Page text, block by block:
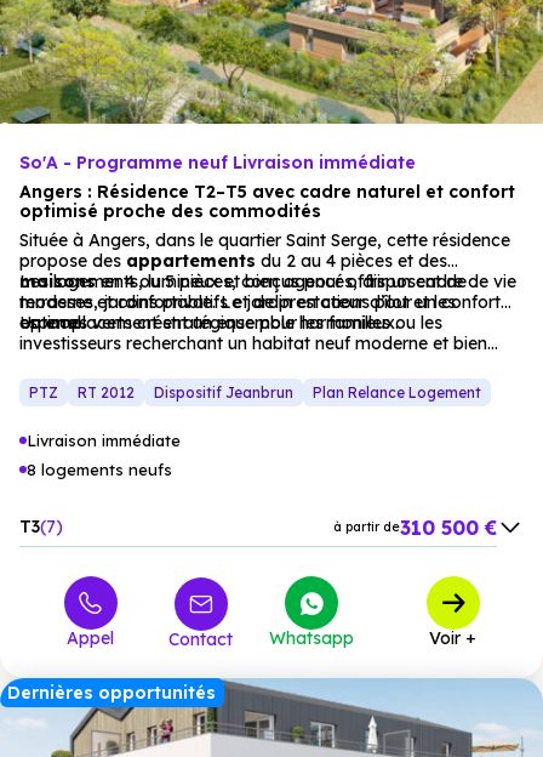
So'A - Programme neuf Livraison immédiate
Angers : Résidence T2–T5 avec cadre naturel et confort
optimisé proche des commodités
Située à Angers, dans le quartier Saint Serge, cette résidence
propose des appartements du 2 au 4 pièces et des
maisonsen 4 ou 5 pièces, conçus pour offrir un cadre de vie
moderne et confortable. Le jardin en cœur d’îlot et les
espaces verts créent un ensemble harmonieux.
Les logements, lumineux et bien agencés, disposent de
terrasses, jardins privatifs et de prestations pour un confort
optimal.
Un emplacement stratégique pour les familles ou les
investisseurs recherchant un habitat neuf moderne et bien
PTZ RT 2012 Dispositif Jeanbrun Plan Relance Logement
Livraison immédiate
8 logements neufs
T3 7 à partir de310 500 €
Appel Contact Whatsapp Voir +
Dernières opportunités